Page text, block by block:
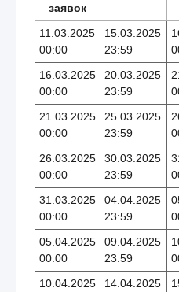
заявок
11.03.2025
00:00
15.03.2025
23:59
16.03.2025
00:00
20.03.2025
23:59
21.03.2025
00:00
25.03.2025
23:59
26.03.2025
00:00
30.03.2025
23:59
31.03.2025
00:00
04.04.2025
23:59
05.04.2025
00:00
09.04.2025
23:59
10.04.2025
14.04.2025